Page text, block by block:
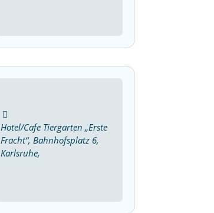
Hotel/Cafe Tiergarten „Erste
Fracht“, Bahnhofsplatz 6,
Karlsruhe,